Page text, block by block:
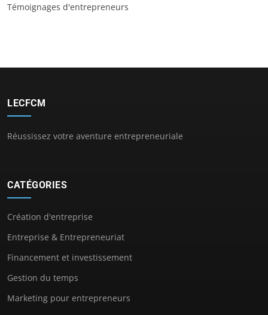
Témoignages d'entrepreneurs
LECFCM
Réussissez votre aventure entrepreneuriale
CATÉGORIES
Création d'entreprise
Entreprise & Entrepreneuriat
Financement et investissement
Gestion du temps
Marketing pour entrepreneurs